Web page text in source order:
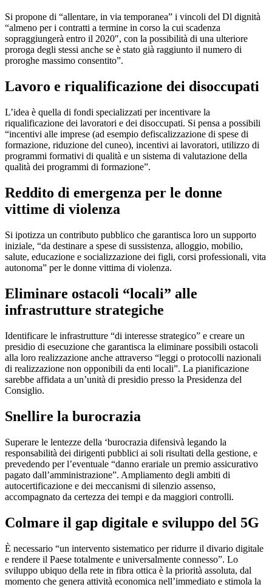
Si propone di “allentare, in via temporanea” i vincoli del Dl dignità
“almeno per i contratti a termine in corso la cui scadenza
sopraggiungerà entro il 2020″, con la possibilità di una ulteriore
proroga degli stessi anche se è stato già raggiunto il numero di
proroghe massimo consentito”.
Lavoro e riqualificazione dei disoccupati
L’idea è quella di fondi specializzati per incentivare la
riqualificazione dei lavoratori e dei disoccupati. Si pensa a possibili
“incentivi alle imprese (ad esempio defiscalizzazione di spese di
formazione, riduzione del cuneo), incentivi ai lavoratori, utilizzo di
programmi formativi di qualità e un sistema di valutazione della
qualità dei programmi di formazione”.
Reddito di emergenza per le donne
vittime di violenza
Si ipotizza un contributo pubblico che garantisca loro un supporto
iniziale, “da destinare a spese di sussistenza, alloggio, mobilio,
salute, educazione e socializzazione dei figli, corsi professionali, vita
autonoma” per le donne vittima di violenza.
Eliminare ostacoli “locali” alle
infrastrutture strategiche
Identificare le infrastrutture “di interesse strategico” e creare un
presidio di esecuzione che garantisca la eliminare possibili ostacoli
alla loro realizzazione anche attraverso “leggi o protocolli nazionali
di realizzazione non opponibili da enti locali”. La pianificazione
sarebbe affidata a un’unità di presidio presso la Presidenza del
Consiglio.
Snellire la burocrazia
Superare le lentezze della ‘burocrazia difensivà legando la
responsabilità dei dirigenti pubblici ai soli risultati della gestione, e
prevedendo per l’eventuale “danno erariale un premio assicurativo
pagato dall’amministrazione”. Ampliamento degli ambiti di
autocertificazione e dei meccanismi di silenzio assenso,
accompagnato da certezza dei tempi e da maggiori controlli.
Colmare il gap digitale e sviluppo del 5G
È necessario “un intervento sistematico per ridurre il divario digitale
e rendere il Paese totalmente e universalmente connesso”. Lo
sviluppo ubiquo della rete in fibra ottica è la priorità assoluta, dal
momento che genera attività economica nell’immediato e stimola la